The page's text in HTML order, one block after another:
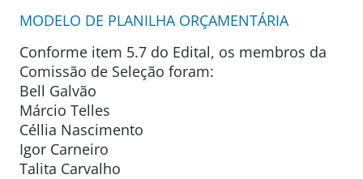
MODELO DE PLANILHA ORÇAMENTÁRIA
Conforme item 5.7 do Edital, os membros da
Comissão de Seleção foram:
Bell Galvão
Márcio Telles
Céllia Nascimento
Igor Carneiro
Talita Carvalho